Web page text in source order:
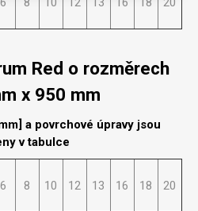
Red o rozměrech
x 950 mm
a povrchové úpravy jsou
v tabulce
6 8 10 12 13 16 18 20